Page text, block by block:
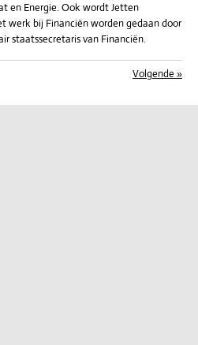
en Energie. Ook wordt Jetten
werk bij Financiën worden gedaan door
staatssecretaris van Financiën.
Volgende »